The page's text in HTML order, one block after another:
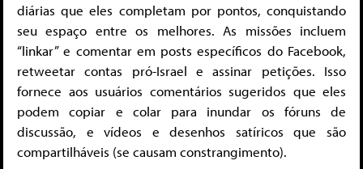
diárias que eles completam por pontos, conquistando
seu espaço entre os melhores. As missões incluem
“linkar” e comentar em posts específicos do Facebook,
retweetar contas pró-Israel e assinar petições. Isso
fornece aos usuários comentários sugeridos que eles
podem copiar e colar para inundar os fóruns de
discussão, e vídeos e desenhos satíricos que são
compartilháveis (se causam constrangimento).